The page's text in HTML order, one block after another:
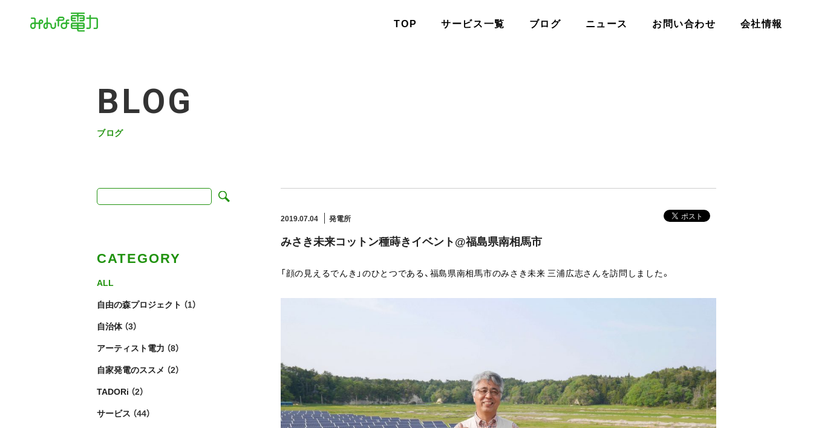
TOP サービス一覧 ブログ ニュース お問い合わせ 会社情報
BLOG
ブログ
2019.07.04 発電所
みさき未来コットン種蒔きイベント@福島県南相馬市
「顔の見えるでんき」のひとつである、福島県南相馬市のみさき未来 三浦広志さんを訪問しました。
CATEGORY
ALL
自由の森プロジェクト （1）
自治体（3）
アーティスト電力 （8）
自家発電のススメ （2）
TADORi （2）
サービス （44）